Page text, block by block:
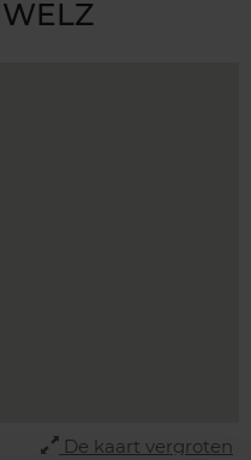
De kaart vergroten